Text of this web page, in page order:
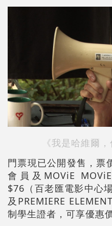
《我是哈維爾
門票現已公開發售，票
會員及MOViE
$76（百老匯電影中心
及PREMIERE
制學生證者，可享優惠